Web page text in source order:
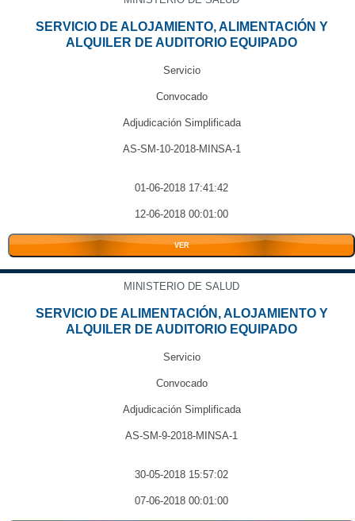
SERVICIO DE ALOJAMIENTO, ALIMENTACIÓN Y
ALQUILER DE AUDITORIO EQUIPADO
Servicio
Convocado
Adjudicación Simplificada
AS-SM-10-2018-MINSA-1
01-06-2018 17:41:42
12-06-2018 00:01:00
VER
MINISTERIO DE SALUD
SERVICIO DE ALIMENTACIÓN, ALOJAMIENTO Y
ALQUILER DE AUDITORIO EQUIPADO
Servicio
Convocado
Adjudicación Simplificada
AS-SM-9-2018-MINSA-1
30-05-2018 15:57:02
07-06-2018 00:01:00